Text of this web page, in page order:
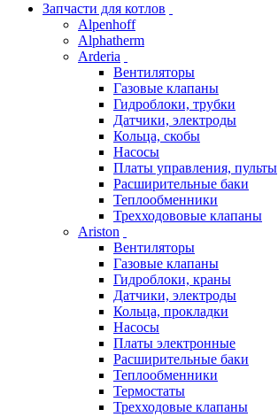
Запчасти для котлов
Alpenhoff
Alphatherm
Arderia
Вентиляторы
Газовые клапаны
Гидроблоки, трубки
Датчики, электроды
Кольца, скобы
Насосы
Платы управления, пульты
Расширительные баки
Теплообменники
Трехходововые клапаны
Ariston
Вентиляторы
Газовые клапаны
Гидроблоки, краны
Датчики, электроды
Кольца, прокладки
Насосы
Платы электронные
Расширительные баки
Теплообменники
Термостаты
Трехходовые клапаны